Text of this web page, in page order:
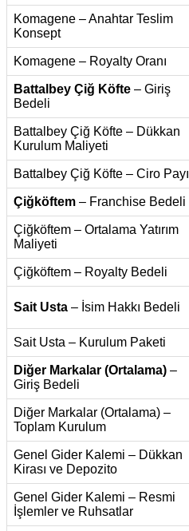
Komagene – Anahtar Teslim
Konsept
Komagene – Royalty Oranı
Battalbey Çiğ Köfte – Giriş
Bedeli
Battalbey Çiğ Köfte – Dükkan
Kurulum Maliyeti
Battalbey Çiğ Köfte – Ciro Payı
Çiğköftem – Franchise Bedeli
Çiğköftem – Ortalama Yatırım
Maliyeti
Çiğköftem – Royalty Bedeli
Sait Usta – İsim Hakkı Bedeli
Sait Usta – Kurulum Paketi
Diğer Markalar (Ortalama) –
Giriş Bedeli
Diğer Markalar (Ortalama) –
Toplam Kurulum
Genel Gider Kalemi – Dükkan
Kirası ve Depozito
Genel Gider Kalemi – Resmi
İşlemler ve Ruhsatlar